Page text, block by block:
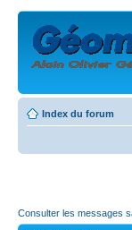
Index du forum
Consulter les messages